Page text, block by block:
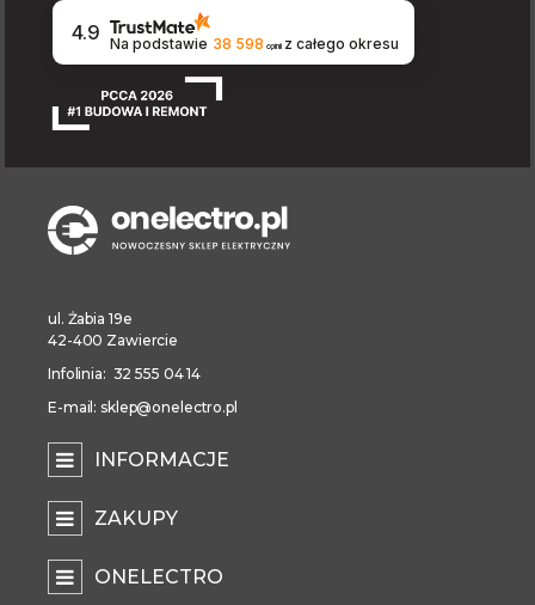
4.9 Na podstawie 38 598 opinii z całego okresu
ul. Żabia 19e
42-400 Zawiercie
Infolinia: 32 555 04 14
E-mail: sklep@onelectro.pl
INFORMACJE
ZAKUPY
ONELECTRO